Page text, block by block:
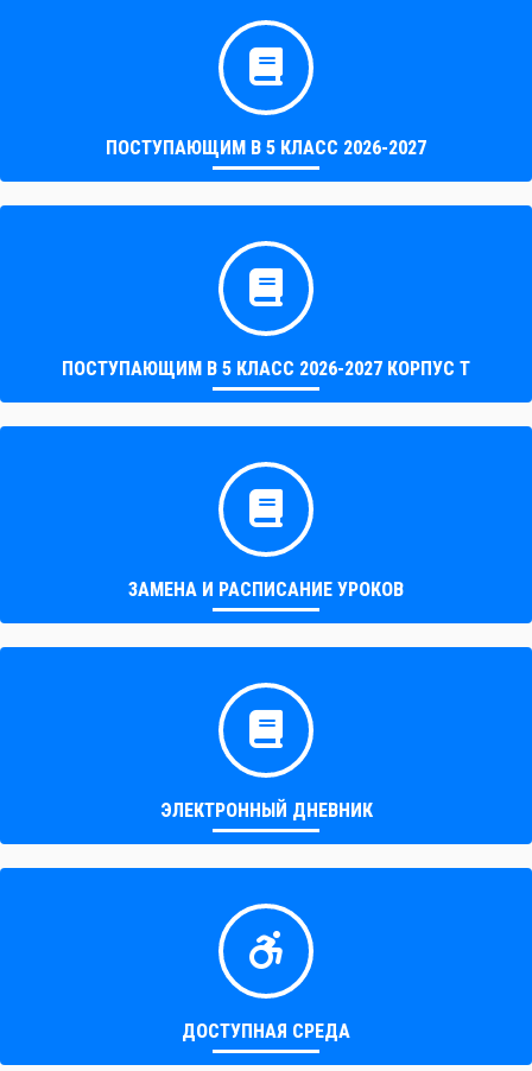
ПОСТУПАЮЩИМ В 5 КЛАСС 2026-2027
ПОСТУПАЮЩИМ В 5 КЛАСС 2026-2027 КОРПУС Т
ЗАМЕНА И РАСПИСАНИЕ УРОКОВ
ЭЛЕКТРОННЫЙ ДНЕВНИК
ДОСТУПНАЯ СРЕДА